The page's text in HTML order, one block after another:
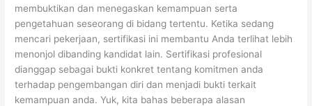
membuktikan dan menegaskan kemampuan serta
pengetahuan seseorang di bidang tertentu. Ketika sedang
mencari pekerjaan, sertifikasi ini membantu Anda terlihat lebih
menonjol dibanding kandidat lain. Sertifikasi profesional
dianggap sebagai bukti konkret tentang komitmen anda
terhadap pengembangan diri dan menjadi bukti terkait
kemampuan anda. Yuk, kita bahas beberapa alasan